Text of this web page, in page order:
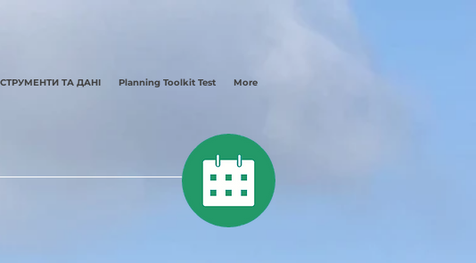
ТА ДАНІ Planning Toolkit Test More